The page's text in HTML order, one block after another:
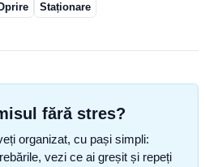
Staționare
fără stres?
organizat, cu pași simpli:
vezi ce ai greșit și repeți